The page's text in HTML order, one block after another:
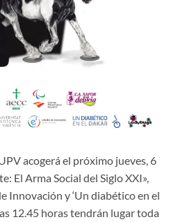
acogerá el próximo jueves, 6
El Arma Social del Siglo XXI»,
Innovación y ‘Un diabético en el
12.45 horas tendrán lugar toda